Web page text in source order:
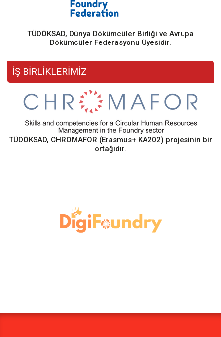
TÜDÖKSAD, Dünya Dökümcüler Birliği ve Avrupa
Dökümcüler Federasyonu Üyesidir.
İŞ BİRLİKLERİMİZ
TÜDÖKSAD, CHROMAFOR (Erasmus+ KA202) projesinin bir
ortağıdır.